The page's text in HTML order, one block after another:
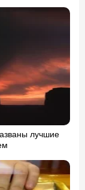
лучшие